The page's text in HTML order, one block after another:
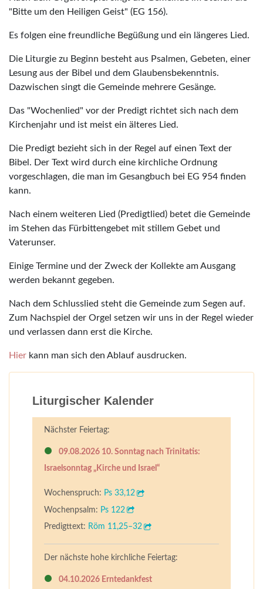
"Bitte um den Heiligen Geist" (EG 156).
Es folgen eine freundliche Begüßung und ein längeres Lied.
Die Liturgie zu Beginn besteht aus Psalmen, Gebeten, einer
Lesung aus der Bibel und dem Glaubensbekenntnis.
Dazwischen singt die Gemeinde mehrere Gesänge.
Das "Wochenlied" vor der Predigt richtet sich nach dem
Kirchenjahr und ist meist ein älteres Lied.
Die Predigt bezieht sich in der Regel auf einen Text der
Bibel. Der Text wird durch eine kirchliche Ordnung
vorgeschlagen, die man im Gesangbuch bei EG 954 finden
kann.
Nach einem weiteren Lied (Predigtlied) betet die Gemeinde
im Stehen das Fürbittengebet mit stillem Gebet und
Vaterunser.
Einige Termine und der Zweck der Kollekte am Ausgang
werden bekannt gegeben.
Nach dem Schlusslied steht die Gemeinde zum Segen auf.
Zum Nachspiel der Orgel setzen wir uns in der Regel wieder
und verlassen dann erst die Kirche.
Hier kann man sich den Ablauf ausdrucken.